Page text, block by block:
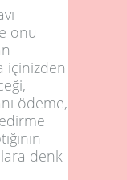
onu
içinizden
ödeme,
denk